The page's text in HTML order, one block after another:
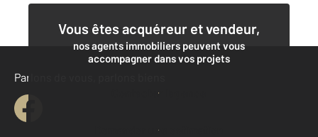
Vous êtes acquéreur et vendeur,
nos agents immobiliers peuvent vous
accompagner dans vos projets
Contacter l'agence
Demander une estimation
Parlons de vous, parlons biens